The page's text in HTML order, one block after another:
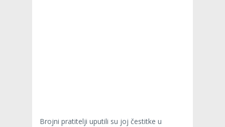
Brojni pratitelji uputili su joj čestitke u